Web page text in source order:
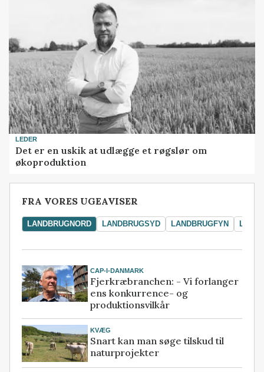
LEDER
Det er en uskik at udlægge et røgslør om
økoproduktion
FRA VORES UGEAVISER
LANDBRUGNORD LANDBRUGSYD LANDBRUGFYN
CAP-I-DANMARK
Fjerkræbranchen: - Vi forlanger
ens konkurrence- og
produktionsvilkår
KVÆG
Snart kan man søge tilskud til
naturprojekter